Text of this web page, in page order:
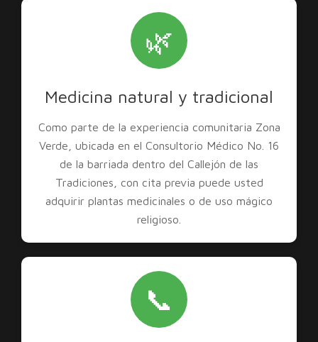
🌿
Medicina natural y tradicional
Como parte de la experiencia comunitaria Zona
Verde, ubicada en el Consultorio Médico No. 16
de la barriada dentro del Callejón de las
Tradiciones, con cita previa puede usted
adquirir plantas medicinales o de uso mágico
religioso.
📞